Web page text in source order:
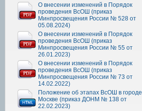
О внесении изменений в Порядок
проведения ВсОШ (приказ
Минпросвещения России № 528 от
05.08.2024)
О внесении изменений в Порядок
проведения ВсОШ (приказ
Минпросвещения России № 55 от
26.01.2023)
О внесении изменений в Порядок
проведения ВсОШ (приказ
Минпросвещения России № 73 от
14.02.2022)
Положение об этапах ВсОШ в городе
Москве (приказ ДОНМ № 138 от
22.02.2023)